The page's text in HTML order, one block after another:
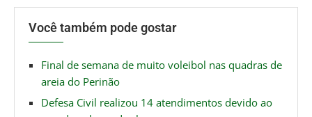
Você também pode gostar
Final de semana de muito voleibol nas quadras de
areia do Perinão
Defesa Civil realizou 14 atendimentos devido ao